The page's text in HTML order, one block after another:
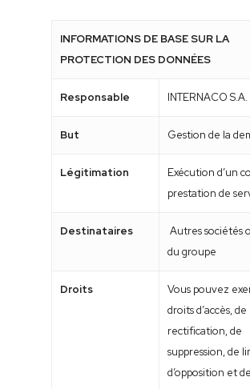
INFORMATIONS DE BASE SUR LA
PROTECTION DES DONNÉES
Responsable INTERNACO S.A.
But Gestion de la
Légitimation
Exécution d’un
prestation de
Destinataires
Autres sociétés
du groupe
Droits
Vous pouvez
droits d’accès, de
rectification, de
suppression, de
d’opposition et de